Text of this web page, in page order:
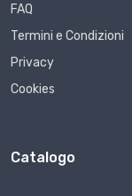
FAQ
Termini e Condizioni
Privacy
Cookies
Catalogo